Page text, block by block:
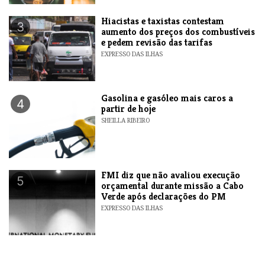
3
Hiacistas e taxistas contestam
aumento dos preços dos combustíveis
e pedem revisão das tarifas
EXPRESSO DAS ILHAS
4
Gasolina e gasóleo mais caros a
partir de hoje
SHEILLA RIBEIRO
5
FMI diz que não avaliou execução
orçamental durante missão a Cabo
Verde após declarações do PM
EXPRESSO DAS ILHAS